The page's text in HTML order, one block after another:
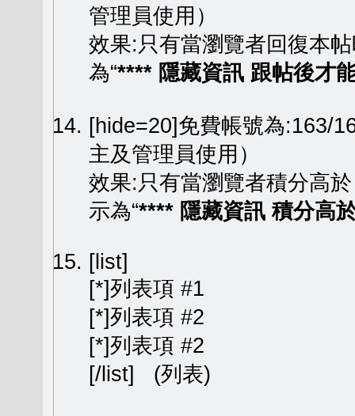
管理員使用）
效果:只有當瀏覽者回復本
為“**** 隱藏資訊 跟帖後才
[hide=20]免費帳號為:163/
主及管理員使用）
效果:只有當瀏覽者積分高
示為“**** 隱藏資訊 積分高
[list]
[*]列表項 #1
[*]列表項 #2
[*]列表項 #2
[/list] (列表)